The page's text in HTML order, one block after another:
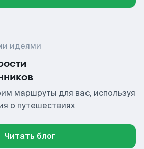
идеями
маршруты для вас, используя
о путешествиях
Читать блог